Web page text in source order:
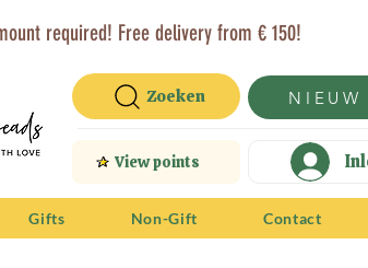
required! Free delivery from € 150!
Zoeken NIEUW
View points
Gifts Non-Gift Contact